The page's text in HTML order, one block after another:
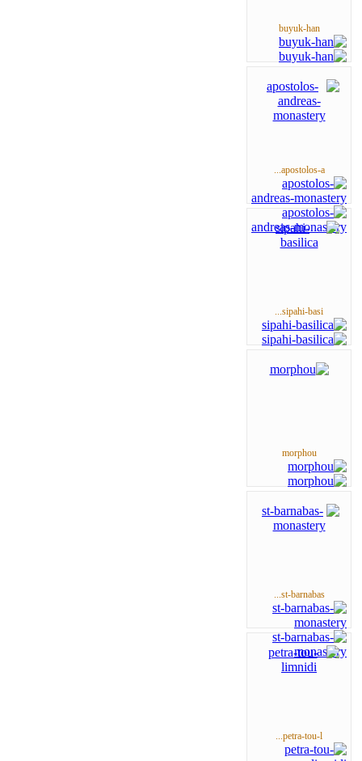
buyuk-han
apostolos-a...
sipahi-basi...
morphou
st-barnabas...
petra-tou-l...